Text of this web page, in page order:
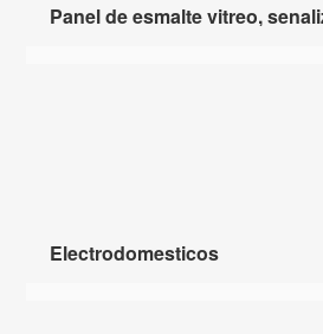
Panel de esmalte vitreo,
Electrodomesticos